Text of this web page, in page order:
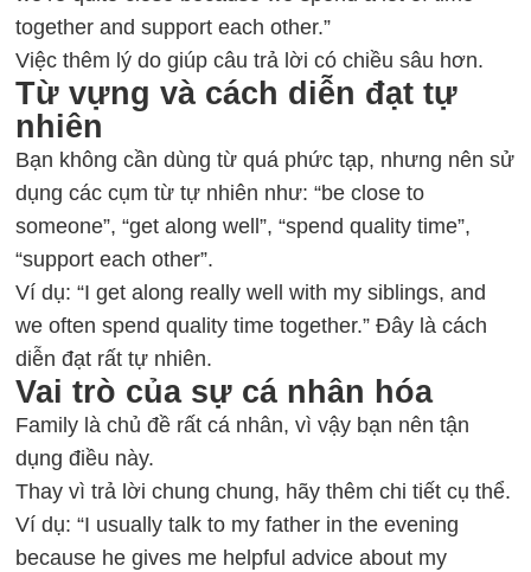
together and support each other.”
Việc thêm lý do giúp câu trả lời có chiều sâu hơn.
Từ vựng và cách diễn đạt tự
nhiên
Bạn không cần dùng từ quá phức tạp, nhưng nên sử
dụng các cụm từ tự nhiên như: “be close to
someone”, “get along well”, “spend quality time”,
“support each other”.
Ví dụ: “I get along really well with my siblings, and
we often spend quality time together.” Đây là cách
diễn đạt rất tự nhiên.
Vai trò của sự cá nhân hóa
Family là chủ đề rất cá nhân, vì vậy bạn nên tận
dụng điều này.
Thay vì trả lời chung chung, hãy thêm chi tiết cụ thể.
Ví dụ: “I usually talk to my father in the evening
because he gives me helpful advice about my